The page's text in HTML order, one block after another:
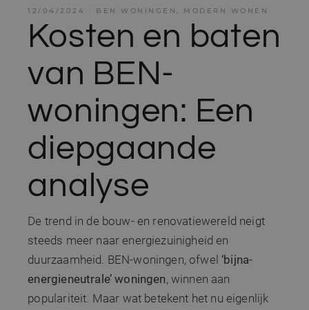
12/04/2024 BEN WONINGEN , MODERN WONEN
Kosten en baten
van BEN-
woningen: Een
diepgaande
analyse
De trend in de bouw- en renovatiewereld neigt
steeds meer naar energiezuinigheid en
duurzaamheid. BEN-woningen, ofwel ‘bijna-
energieneutrale’ woningen, winnen aan
populariteit. Maar wat betekent het nu eigenlijk